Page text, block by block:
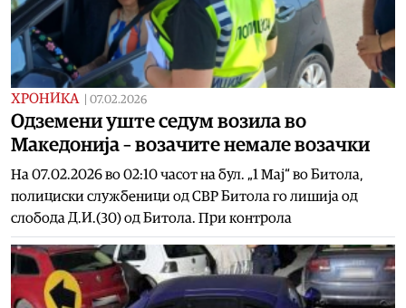
ХРОНИКА 07.02.2026
Одземени уште седум возила во
Македонија – возачите немале возачки
На 07.02.2026 во 02:10 часот на бул. „1 Мај“ во Битола,
полициски службеници од СВР Битола го лишија од
слобода Д.И.(30) од Битола. При контрола